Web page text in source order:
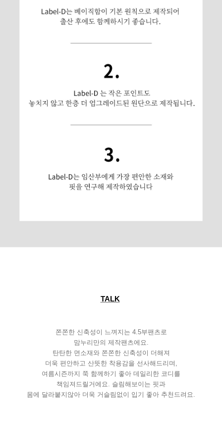
TALK
쫀쫀한 신축성이 느껴지는 4.5부팬츠로
맘누리만의 제작팬츠에요
탄탄한 면소재와 쫀쫀한 신축성이 더해져
더욱 편안하고 산뜻한 착용감을 선사해드리며
여름시즌까지 쭉 함께하기 좋아 데일리한 코디를
책임져드릴거에요
슬림해보이는 핏과
몸에 달라붙지않아 더욱 거슬림없이 입기 좋아 추천드려요